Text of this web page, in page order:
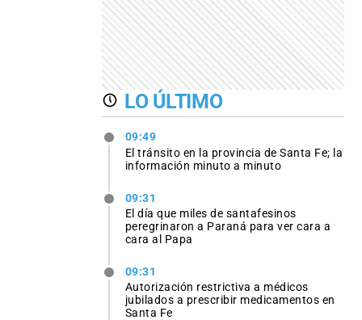
LO ÚLTIMO
09:49
El tránsito en la provincia de Santa Fe; la
información minuto a minuto
09:31
El día que miles de santafesinos
peregrinaron a Paraná para ver cara a
cara al Papa
09:31
Autorización restrictiva a médicos
jubilados a prescribir medicamentos en
Santa Fe